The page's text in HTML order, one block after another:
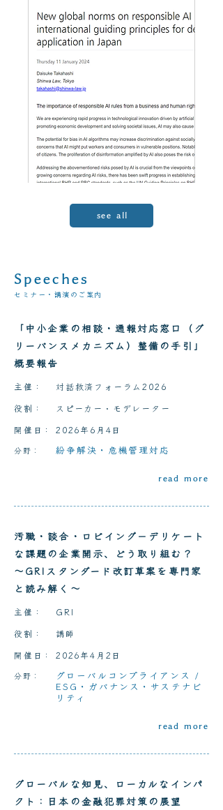
see all
Speeches
セミナー・講演のご案内
「中小企業の相談・通報対応窓口（グ
リーバンスメカニズム）整備の手引」
概要報告
主催：
対話救済フォーラム2026
役割：
スピーカー・モデレーター
開催日：
2026年6月4日
分野： 紛争解決・危機管理対応
read more
汚職・談合・ロビイング－デリケート
な課題の企業開示、どう取り組む？
～GRIスタンダード改訂草案を専門家
と読み解く～
主催：
GRI
役割：
講師
開催日：
2026年4月2日
分野： グローバルコンプライアンス /
ESG・ガバナンス・サステナビ
リティ
read more
グローバルな知見、ローカルなインパ
クト：日本の金融犯罪対策の展望